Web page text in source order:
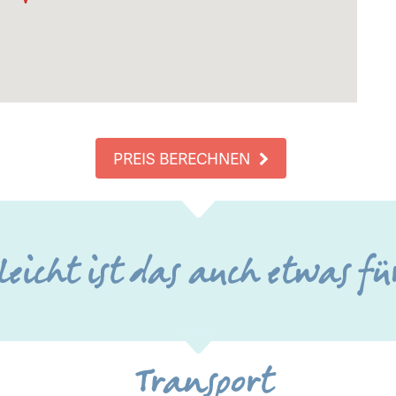
PREIS BERECHNEN
ist das auch etwas
Transport